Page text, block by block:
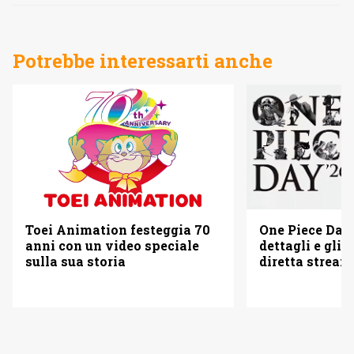
Potrebbe interessarti anche
Toei Animation festeggia 70
anni con un video speciale
sulla sua storia
One Piece
dettagli e gli
diretta